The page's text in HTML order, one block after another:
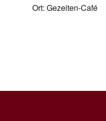
Ort: Gezeiten-Café